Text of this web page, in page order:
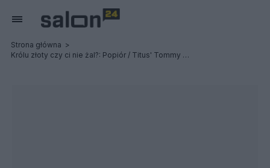
Strona główna
Królu złoty czy ci nie żal?: Popiór / Titus' Tommy Gun / Post Profession - Relacja